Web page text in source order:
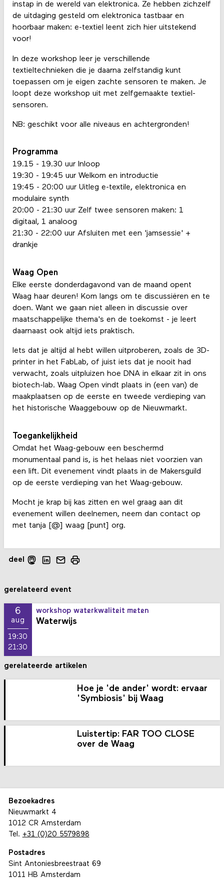
instap in de wereld van elektronica. Ze hebben zichzelf
de uitdaging gesteld om elektronica tastbaar en
hoorbaar maken: e-textiel leent zich hier uitstekend
voor!
In deze workshop leer je verschillende
textieltechnieken die je daarna zelfstandig kunt
toepassen om je eigen zachte sensoren te maken. Je
loopt deze workshop uit met zelfgemaakte textiel-
sensoren.
NB: geschikt voor alle niveaus en achtergronden!
Programma
19.15 - 19.30 uur Inloop
19:30 - 19:45 uur Welkom en introductie
19:45 - 20:00 uur Uitleg e-textile, elektronica en
modulaire synth
20:00 - 21:30 uur Zelf twee sensoren maken: 1
digitaal, 1 analoog
21:30 - 22:00 uur Afsluiten met een 'jamsessie' +
drankje
Waag Open
Elke eerste donderdagavond van de maand opent
Waag haar deuren! Kom langs om te discussiëren en te
doen. Want we gaan niet alleen in discussie over
maatschappelijke thema's en de toekomst - je leert
daarnaast ook altijd iets praktisch.
Iets dat je altijd al hebt willen uitproberen, zoals de 3D-
printer in het FabLab, of juist iets dat je nooit had
verwacht, zoals uitpluizen hoe DNA in elkaar zit in ons
biotech-lab. Waag Open vindt plaats in (een van) de
maakplaatsen op de eerste en tweede verdieping van
het historische Waaggebouw op de Nieuwmarkt.
Toegankelijkheid
Omdat het Waag-gebouw een beschermd
monumentaal pand is, is het helaas niet voorzien van
een lift. Dit evenement vindt plaats in de Makersguild
op de eerste verdieping van het Waag-gebouw.
Mocht je krap bij kas zitten en wel graag aan dit
evenement willen deelnemen, neem dan contact op
met tanja [@] waag [punt] org.
deel
gerelateerd event
6
aug
19:30
21:30
workshop waterkwaliteit meten
Waterwijs
gerelateerde artikelen
Hoe je 'de ander' wordt: ervaar
'Symbiosis' bij Waag
Luistertip: FAR TOO CLOSE
over de Waag
Bezoekadres
Nieuwmarkt 4
1012 CR Amsterdam
Tel. +31 (0)20 5579898
Postadres
Sint Antoniesbreestraat 69
1011 HB Amsterdam